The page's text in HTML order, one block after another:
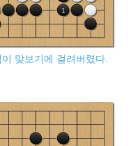
맞보기에 걸려버렸다.